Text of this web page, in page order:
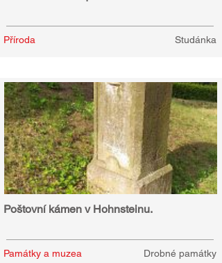
Příroda Studánka
Poštovní kámen v Hohnsteinu.
Památky a muzea Drobné památky